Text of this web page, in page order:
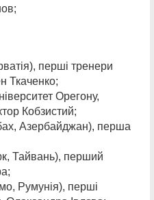
перші тренери
Ткаченко;
Орегону,
Кобзистий;
Азербайджан), перша
Тайвань), перший
Румунія), перші